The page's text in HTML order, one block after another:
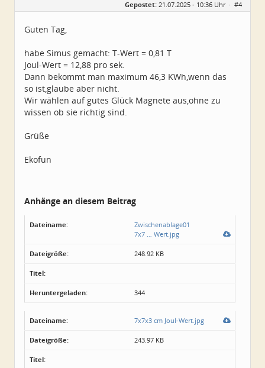
Beiträge:
25
Gepostet: 21.07.2025 - 10:36 Uhr · #4
Guten Tag,
habe Simus gemacht: T-Wert = 0,81 T
Joul-Wert = 12,88 pro sek.
Dann bekommt man maximum 46,3 KWh,wenn das
so ist,glaube aber nicht.
Wir wählen auf gutes Glück Magnete aus,ohne zu
wissen ob sie richtig sind.
Grüße
Ekofun
Anhänge an diesem Beitrag
Dateiname:
Zwischenablage01
7x7 … Wert.jpg
Dateigröße: 248.92 KB
Titel:
Heruntergeladen: 344
Dateiname: 7x7x3 cm Joul-Wert.jpg
Dateigröße: 243.97 KB
Titel: